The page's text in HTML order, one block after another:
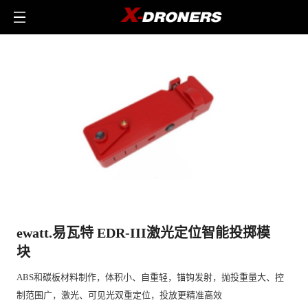
ewatt.易瓦特 EDR-III激光定位智能投掷模
块
ABS和碳板材料制作，体积小、自重轻，锚钩发射，抛投重量大、控
制范围广，激光、可见光双重定位，投放更精准高效